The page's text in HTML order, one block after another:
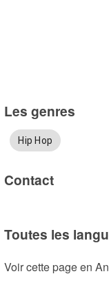
Les genres
Hip Hop
Contact
Toutes les
Voir cette page en